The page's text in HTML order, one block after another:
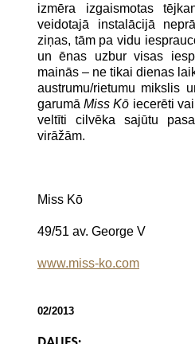
izmēra izgaismotas
veidotajā instalācijā
ziņas, tām pa vidu
un ēnas uzbur visas
mainās – ne tikai dienas
austrumu/rietumu mikslis
garumāMiss Kō iecerēti
veltīti
cilvēka sajūtu
virāžām.
Miss Kō
49/51 av. George V
www.miss-ko.com
02/2013